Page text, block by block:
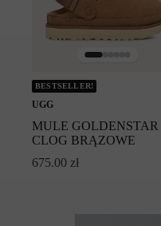
BESTSELLER!
UGG
MULE GOLDENSTAR
CLOG BRĄZOWE
675.00 zł